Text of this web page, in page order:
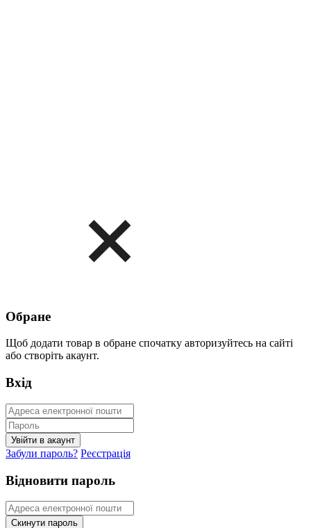
Обране
Щоб додати товар в обране спочатку авторизуйтесь на сайті
або створіть акаунт.
Вхід
Забули пароль? Реєстрація
Відновити пароль